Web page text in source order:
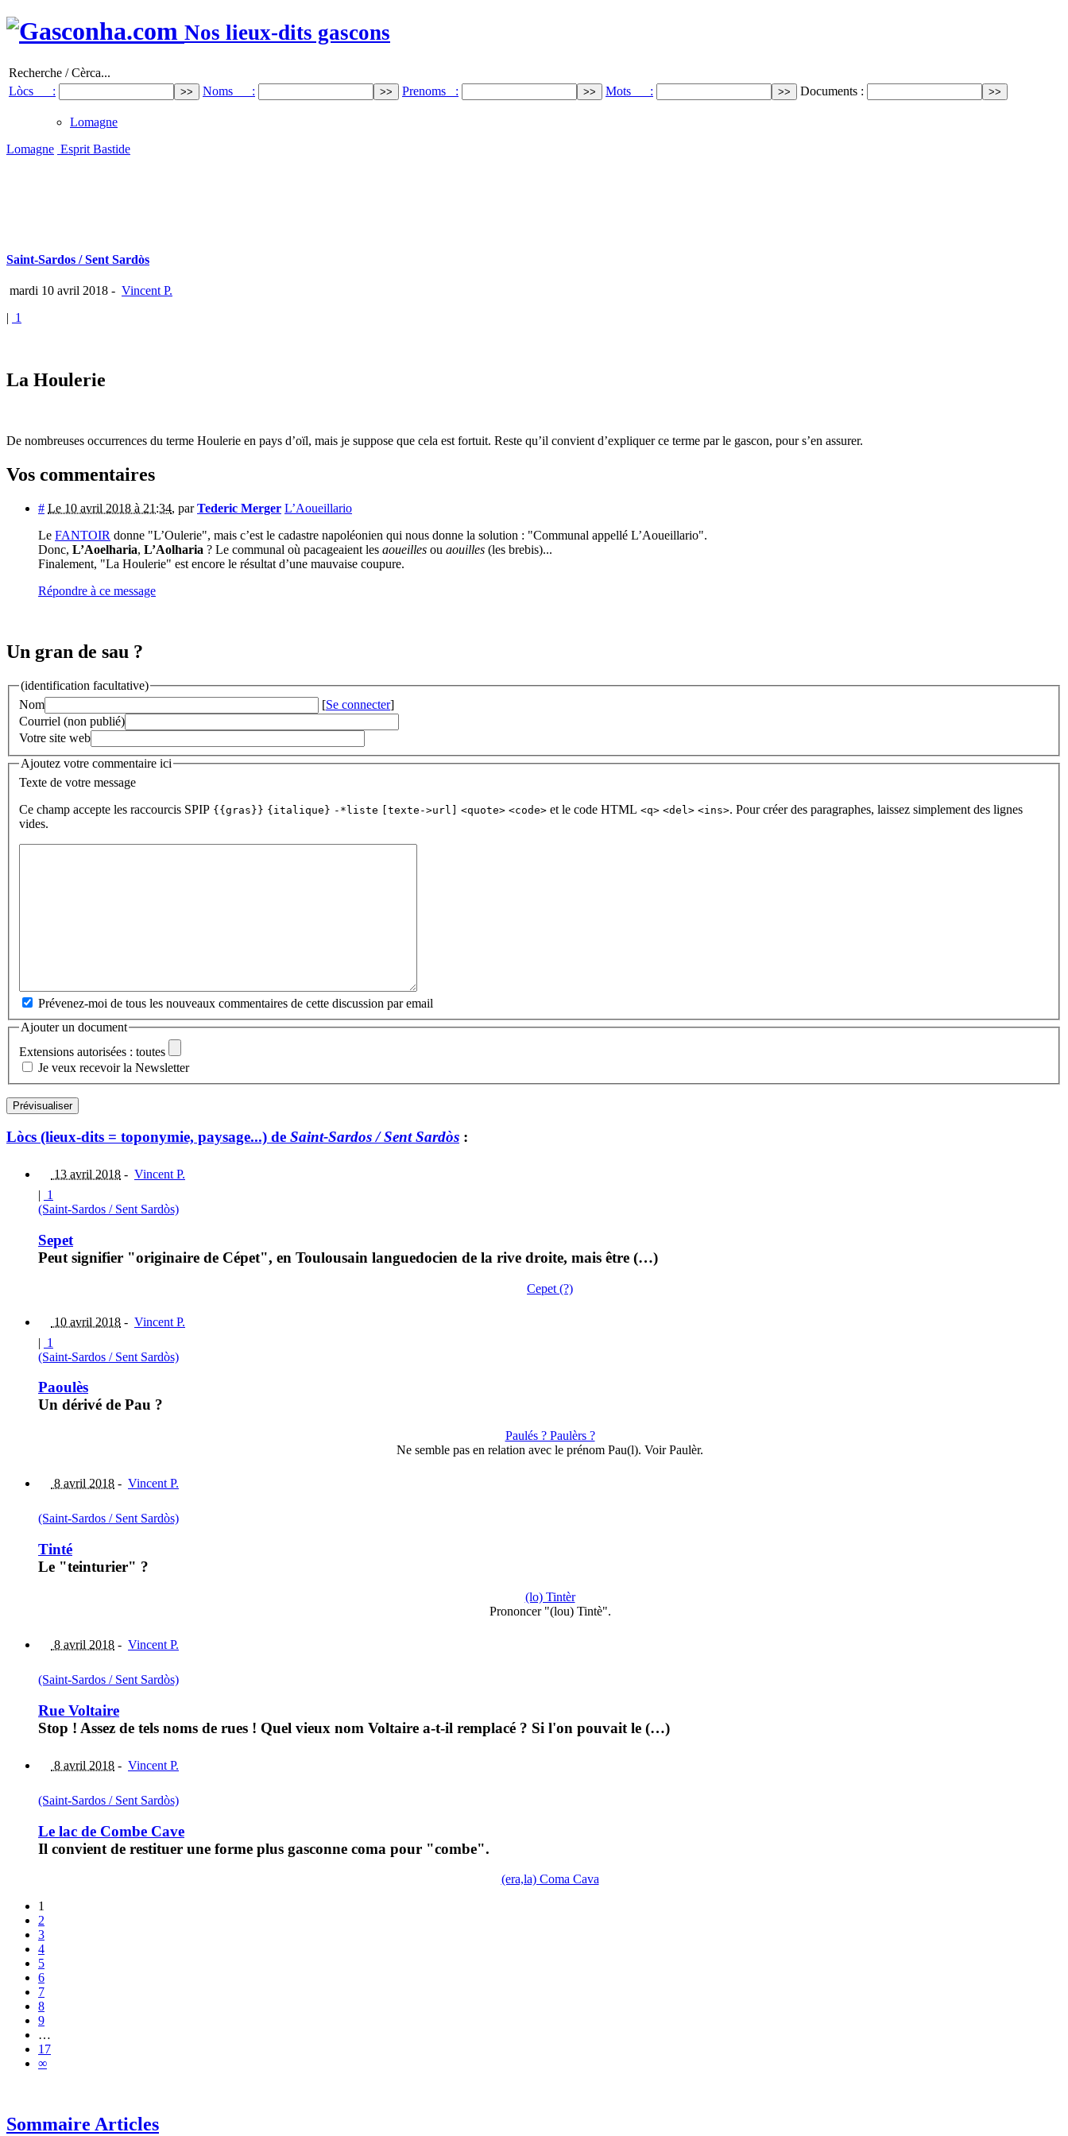
Nos lieux-dits gascons
Recherche / Cèrca...
Lòcs :
Noms : Prenoms : Mots : Documents :
Lomagne
Lomagne Esprit Bastide
Saint-Sardos / Sent Sardòs
mardi 10 avril 2018 - Vincent P.
| 1
La Houlerie
De nombreuses occurrences du terme Houlerie en pays d’oïl, mais je suppose que cela est fortuit. Reste qu’il convient d’expliquer ce terme par le gascon, pour s’en assurer.
Vos commentaires
# Le 10 avril 2018 à 21:34, parTederic Merger L’Aoueillario
Le FANTOIR donne "L’Oulerie", mais c’est le cadastre napoléonien qui nous donne la solution : "Communal appellé L’Aoueillario".
Donc, L’Aoelharia, L’Aolharia ? Le communal où pacageaient les aoueilles ou aouilles (les brebis)...
Finalement, "La Houlerie" est encore le résultat d’une mauvaise coupure.
Répondre à ce message
Un gran de sau ?
(identification facultative)
Nom
[Se connecter]
Courriel (non publié)
Votre site web
Ajoutez votre commentaire ici
Texte de votre message
Ce champ accepte les raccourcis SPIP {{gras}} {italique} -*liste [texte->url] <quote> <code> et le code HTML <q> <del> <ins>. Pour créer des paragraphes, laissez simplement des lignes
vides.
Prévenez-moi de tous les nouveaux commentaires de cette discussion par email
Ajouter un document
Extensions autorisées : toutes
Je veux recevoir la Newsletter
Lòcs (lieux-dits = toponymie, paysage...) de Saint-Sardos / Sent Sardòs :
13 avril 2018 - Vincent P.
| 1
(Saint-Sardos / Sent Sardòs)
Sepet
Peut signifier "originaire de Cépet", en Toulousain languedocien de la rive droite, mais être (…)
Cepet (?)
10 avril 2018 - Vincent P.
| 1
(Saint-Sardos / Sent Sardòs)
Paoulès
Un dérivé de Pau ?
Paulés ? Paulèrs ?
Ne semble pas en relation avec le prénom Pau(l). Voir Paulèr.
8 avril 2018 - Vincent P.
(Saint-Sardos / Sent Sardòs)
Tinté
Le "teinturier" ?
(lo) Tintèr
Prononcer "(lou) Tintè".
8 avril 2018 - Vincent P.
(Saint-Sardos / Sent Sardòs)
Rue Voltaire
Stop ! Assez de tels noms de rues ! Quel vieux nom Voltaire a-t-il remplacé ? Si l'on pouvait le (…)
8 avril 2018 - Vincent P.
(Saint-Sardos / Sent Sardòs)
Le lac de Combe Cave
Il convient de restituer une forme plus gasconne coma pour "combe".
(era,la) Coma Cava
1
2
3
4
5
6
7
8
9
…
17
∞
Sommaire Articles